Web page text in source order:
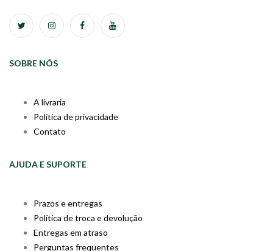
SOBRE NÓS
A livraria
Política de privacidade
Contato
AJUDA E SUPORTE
Prazos e entregas
Política de troca e devolução
Entregas em atraso
Perguntas frequentes